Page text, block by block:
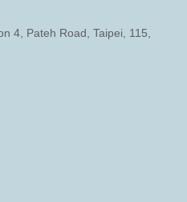
4, Pateh Road, Taipei, 115,